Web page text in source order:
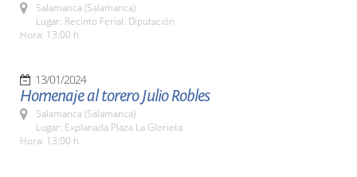
Salamanca (Salamanca)
Lugar: Recinto Ferial. Diputación
Hora: 13:00 h.
13/01/2024
Homenaje al torero Julio Robles
Salamanca (Salamanca)
Lugar: Explanada Plaza La Glorieta
Hora: 13:00 h.